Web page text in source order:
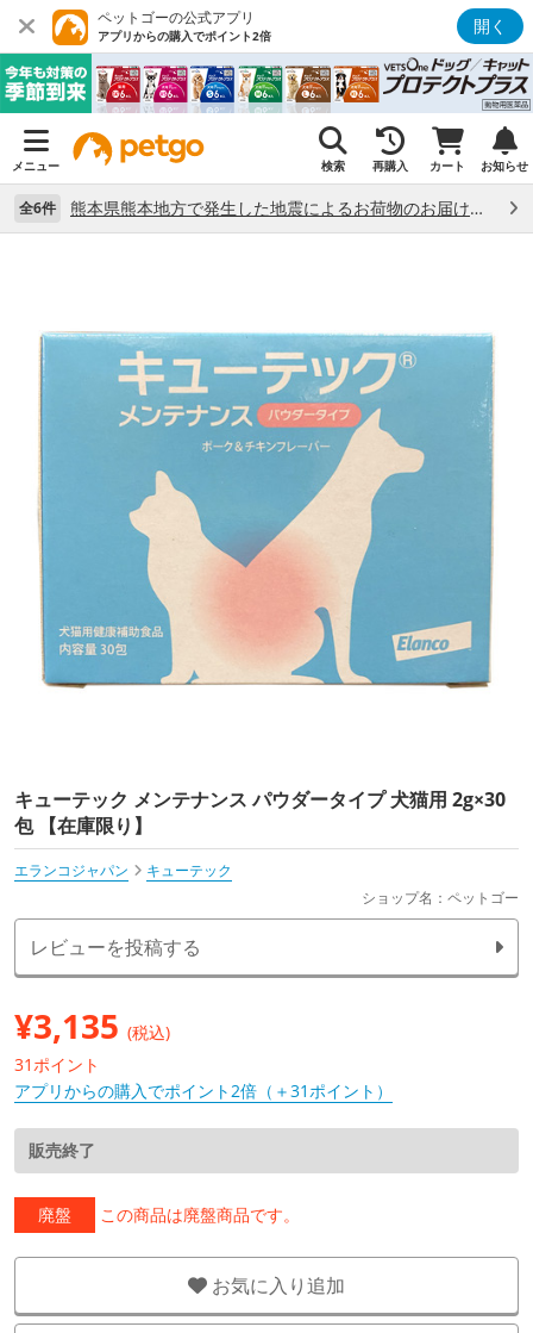
ペットゴーの公式アプリ
アプリからの購入でポイント2倍 開く
メニュー 検索 再購入 カート お知らせ
全6件 熊本県熊本地方で発生した地震によるお荷物のお届け状況について （7/28）
キューテック メンテナンス パウダータイプ 犬猫用 2g×30
包 【在庫限り】
エランコジャパン
キューテック
ショップ名：ペットゴー
レビューを投稿する
¥3,135 (税込)
31ポイント
アプリからの購入でポイント2倍（＋31ポイント）
販売終了
廃盤 この商品は廃盤商品です。
お気に入り追加